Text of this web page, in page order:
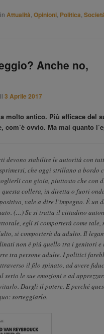
Attualità ,Opinioni Politica ,
Anche no,
il3 Aprile 2017
molto antico. Più efficace del
com’è ovvio. Ma mai quanto
devono stabilire le autorità con
che oggi strillano a bordo
con gioia, piuttosto che con
collera, in diretta o fuori
vale a dire l’impegno. È un
(…) Se si tratta il cittadino
egli si comporterà come tale,
si comporterà da adulto. Il
non è più quello tra i genitori e
tra persone adulte. I politici
il filo spinato, ad avere
serio le sue emozioni e ad
Dargli il potere. E perché
sorteggiarlo.